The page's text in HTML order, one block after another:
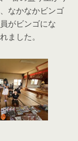
なかなかビンゴ
がビンゴにな
ました。